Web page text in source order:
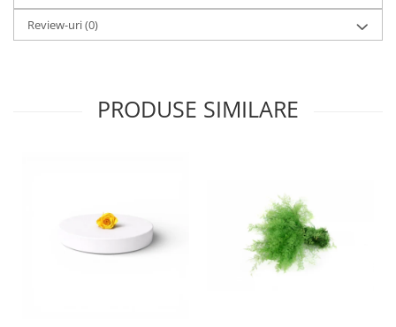
Review-uri(0)
PRODUSE SIMILARE